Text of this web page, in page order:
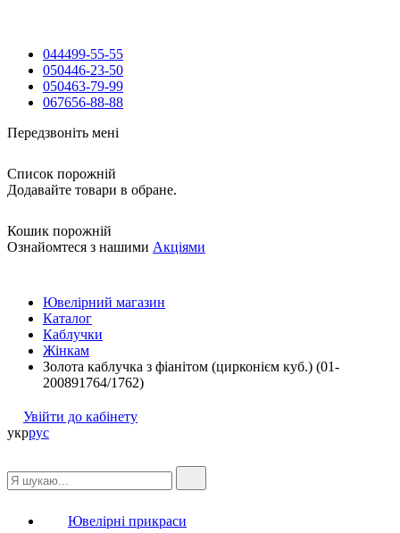
044499-55-55
050446-23-50
050463-79-99
067656-88-88
Передзвоніть мені
Список порожній
Додавайте товари в обране.
Кошик порожній
Ознайомтеся з нашими Акціями
Ювелірний магазин
Каталог
Каблучки
Жінкам
Золота каблучка з фіанітом (цирконієм куб.) (01-
200891764/1762)
Увійти до кабінету
укррус
Ювелірні прикраси